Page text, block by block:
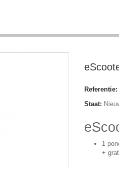
Referentie:
Staat:
1
+